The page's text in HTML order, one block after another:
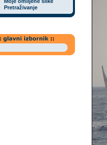
Pretraživanje